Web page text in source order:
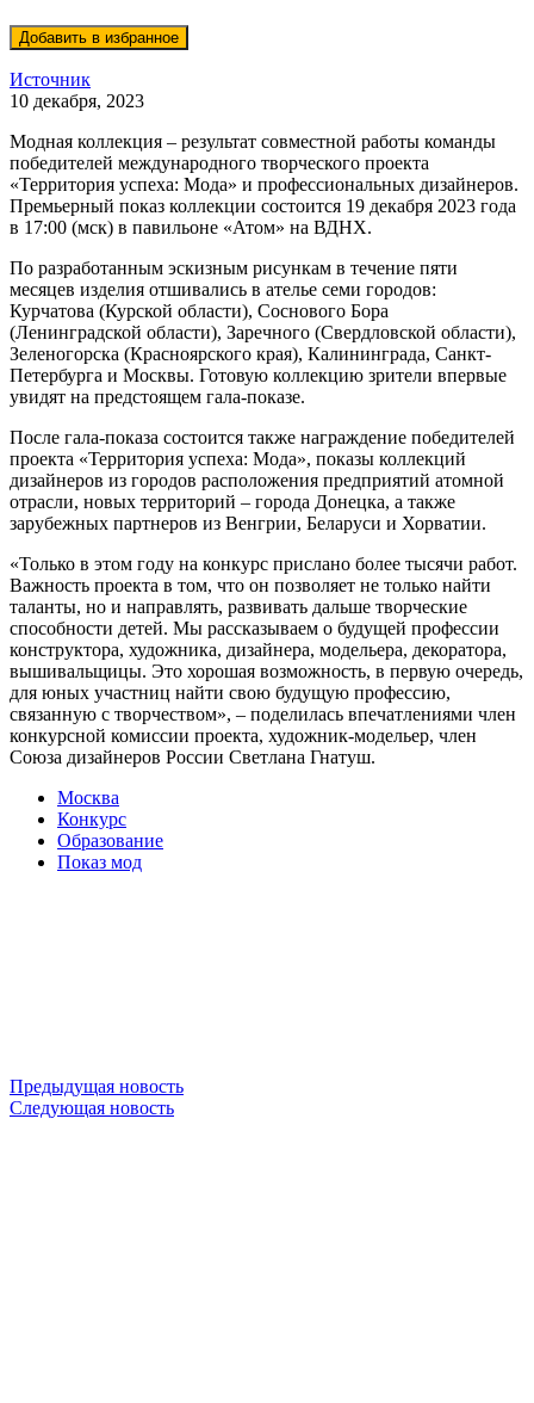
Источник
10 декабря, 2023
Модная коллекция – результат совместной работы команды
победителей международного творческого проекта
«Территория успеха: Мода» и профессиональных дизайнеров.
Премьерный показ коллекции состоится 19 декабря 2023 года
в 17:00 (мск) в павильоне «Атом» на ВДНХ.
По разработанным эскизным рисункам в течение пяти
месяцев изделия отшивались в ателье семи городов:
Курчатова (Курской области), Соснового Бора
(Ленинградской области), Заречного (Свердловской области),
Зеленогорска (Красноярского края), Калининграда, Санкт-
Петербурга и Москвы. Готовую коллекцию зрители впервые
увидят на предстоящем гала-показе.
После гала-показа состоится также награждение победителей
проекта «Территория успеха: Мода», показы коллекций
дизайнеров из городов расположения предприятий атомной
отрасли, новых территорий – города Донецка, а также
зарубежных партнеров из Венгрии, Беларуси и Хорватии.
«Только в этом году на конкурс прислано более тысячи работ.
Важность проекта в том, что он позволяет не только найти
таланты, но и направлять, развивать дальше творческие
способности детей. Мы рассказываем о будущей профессии
конструктора, художника, дизайнера, модельера, декоратора,
вышивальщицы. Это хорошая возможность, в первую очередь,
для юных участниц найти свою будущую профессию,
связанную с творчеством», – поделилась впечатлениями член
конкурсной комиссии проекта, художник-модельер, член
Союза дизайнеров России Светлана Гнатуш.
Москва
Конкурс
Образование
Показ мод
Предыдущая новость
Следующая новость